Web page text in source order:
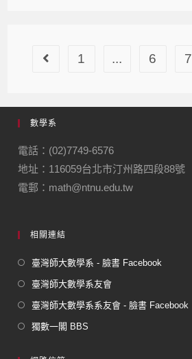
1 ... 6 7
數學系
電話：(02)7749-6576
地址：116059台北市汀州路四段88號
電郵：math@ntnu.edu.tw
相關連結
臺灣師大數學系 - 臉書 Facebook
臺灣師大數學系友會
臺灣師大數學系系友會 - 臉書 Facebook
獨數一閣 BBS